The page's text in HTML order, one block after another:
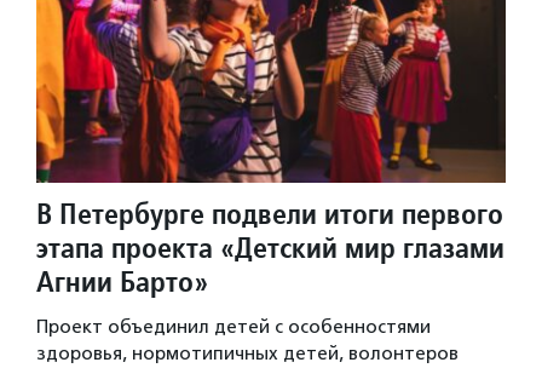
В Петербурге подвели итоги первого
этапа проекта «Детский мир глазами
Агнии Барто»
Проект объединил детей с особенностями
здоровья, нормотипичных детей, волонтеров